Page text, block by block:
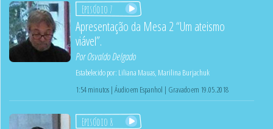
Episódio 7
Apresentação da Mesa 2 “Um ateismo
viável”.
PorOsvaldo Delgado
Estabelecido por: Liliana Mauas, Marilina Burjachuk
1:54 minutos | Áudio em Espanhol | Gravado em 19.05.2018
Episódio 8